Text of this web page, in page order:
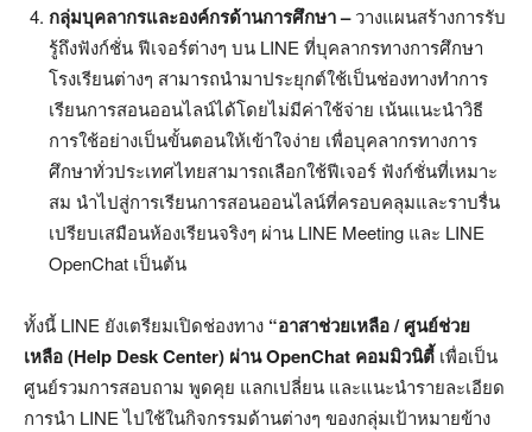
กลุ่มบุคลากรและองค์กรด้านการศึกษา–วางแผนสร้างการรับ
รู้ถึงฟังก์ชั่น ฟีเจอร์ต่างๆ บน LINE ที่บุคลากรทางการศึกษา
โรงเรียนต่างๆ สามารถนำมาประยุกต์ใช้เป็นช่องทางทำการ
เรียนการสอนออนไลน์ได้โดยไม่มีค่าใช้จ่าย เน้นแนะนำวิธี
การใช้อย่างเป็นขั้นตอนให้เข้าใจง่าย เพื่อบุคลากรทางการ
ศึกษาทั่วประเทศไทยสามารถเลือกใช้ฟีเจอร์ ฟังก์ชั่นที่เหมาะ
สม นำไปสู่การเรียนการสอนออนไลน์ที่ครอบคลุมและราบรื่น
เปรียบเสมือนห้องเรียนจริงๆ ผ่าน LINE Meeting และ LINE
OpenChat เป็นต้น
ทั้งนี้ LINE ยังเตรียมเปิดช่องทาง “อาสาช่วยเหลือ / ศูนย์ช่วย
เหลือ(Help Desk Center) ผ่าน OpenChat คอมมิวนิตี้ เพื่อเป็น
ศูนย์รวมการสอบถาม พูดคุย แลกเปลี่ยน และแนะนำรายละเอียด
การนำ LINE ไปใช้ในกิจกรรมด้านต่างๆ ของกลุ่มเป้าหมายข้าง